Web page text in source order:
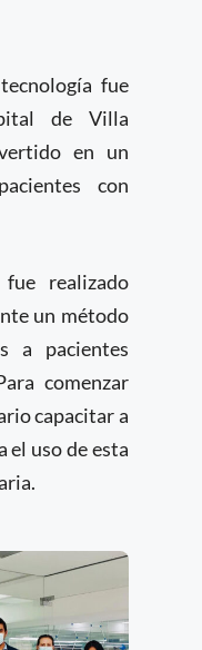
fue
de Villa
en un
con
realizado
un método
a pacientes
comenzar
capacitar a
el uso de esta